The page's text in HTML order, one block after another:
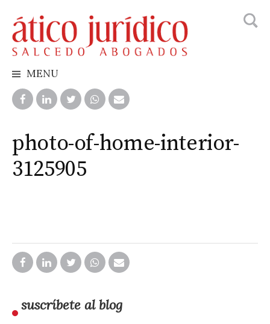
to
content
for:
MENU
photo-of-home-interior-
3125905
suscríbete al blog